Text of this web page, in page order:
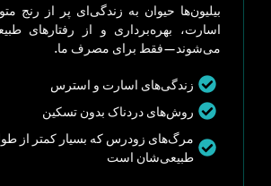
بیلیون‌ها حیوان به زندگی‌ای پر از رنج
اسارت، بهره‌برداری و از رفتارهای
می‌شوند—فقط برای مصرف ما.
زندگی‌های اسارت و استرس
روش‌های دردناک بدون تسکین
مرگ‌های زودرس که بسیار کمتر از
طبیعی‌شان است